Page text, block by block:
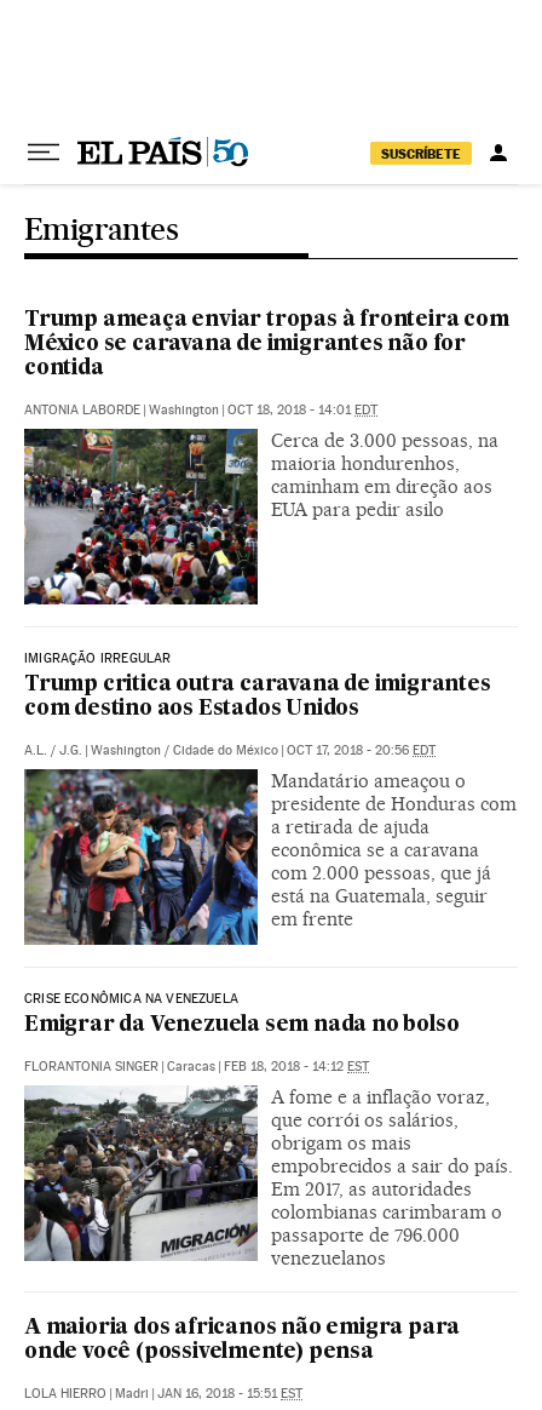
SUSCRÍBETE
Emigrantes
Trump ameaça enviar tropas à fronteira com
México se caravana de imigrantes não for
contida
ANTONIA LABORDE | Washington | OCT 18, 2018 - 14:01EDT
Cerca de 3.000 pessoas, na
maioria hondurenhos,
caminham em direção aos
EUA para pedir asilo
IMIGRAÇÃO IRREGULAR
Trump critica outra caravana de imigrantes
com destino aos Estados Unidos
A.L. / J.G. | Washington / Cidade do México | OCT 17, 2018 - 20:56 EDT
Mandatário ameaçou o
presidente de Honduras com
a retirada de ajuda
econômica se a caravana
com 2.000 pessoas, que já
está na Guatemala, seguir
em frente
CRISE ECONÔMICA NA VENEZUELA
Emigrar da Venezuela sem nada no bolso
FLORANTONIA SINGER | Caracas | FEB 18, 2018 - 14:12 EST
A fome e a inflação voraz,
que corrói os salários,
obrigam os mais
empobrecidos a sair do país.
Em 2017, as autoridades
colombianas carimbaram o
passaporte de 796.000
venezuelanos
A maioria dos africanos não emigra para
onde você (possivelmente) pensa
LOLA HIERRO | Madri | JAN 16, 2018 - 15:51EST